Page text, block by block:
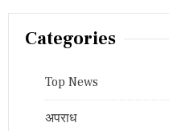
Categories
Top News
अपराध